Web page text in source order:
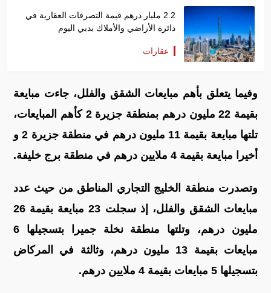
2.2 مليار درهم قيمة التصرفات العقارية في
دائرة الأراضي والأملاك بدبي اليوم
عقارات
وفيما يتعلق بأهم مبايعات الشقق والفلل، جاءت مبايعة
بقيمة 22 مليون درهم بمنطقة جزيرة 2 كأهم المبايعات،
تلتها مبايعة بقيمة 11 مليون درهم في منطقة جزيرة 2 و
أخيرا مبايعة بقيمة 4 ملايين درهم في منطقة برج خليفة.
وتصدرت منطقة الخليج التجاري المناطق من حيث عدد
مبايعات الشقق والفلل، إذ سجلت 23 مبايعة بقيمة 26
مليون درهم، وتلتها منطقة نخلة جميرا بتسجيلها 6
مبايعات بقيمة 13 مليون درهم، وثالثة في المركاض
بتسجيلها 5 مبايعات بقيمة 4 ملايين درهم.